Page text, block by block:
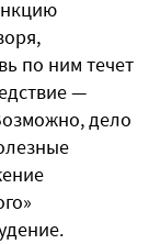
по ним течет
—
дело